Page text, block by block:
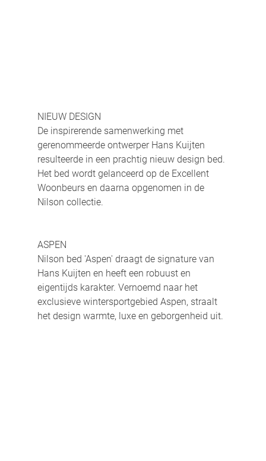
NIEUW DESIGN
De inspirerende samenwerking met
gerenommeerde ontwerper Hans Kuijten
resulteerde in een prachtig nieuw design bed.
Het bed wordt gelanceerd op de Excellent
Woonbeurs en daarna opgenomen in de
Nilson collectie.
ASPEN
Nilson bed 'Aspen' draagt de signature van
Hans Kuijten en heeft een robuust en
eigentijds karakter. Vernoemd naar het
exclusieve wintersportgebied Aspen, straalt
het design warmte, luxe en geborgenheid uit.